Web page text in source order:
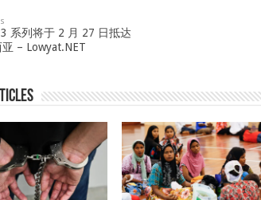
系列将于 2 月 27 日抵达
– Lowyat.NET